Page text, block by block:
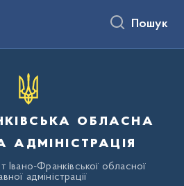
Пошук
обласна
адміністрація
Івано-Франківської обласної
адміністрації